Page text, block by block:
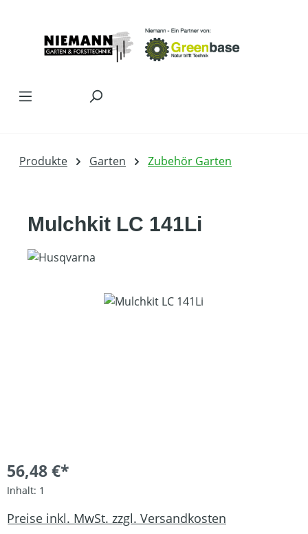
Produkte Garten Zubehör Garten
Mulchkit LC 141Li
Bildergalerie überspringen
56,48 €*
Inhalt: 1
Preise inkl. MwSt. zzgl. Versandkosten